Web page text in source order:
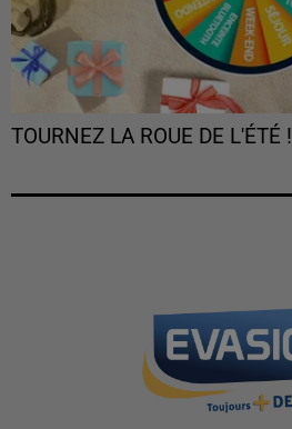
TOURNEZ LA ROUE DE L'ÉTÉ !